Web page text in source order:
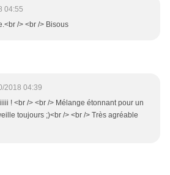
04:55
/> <br /> Bisous
2018 04:39
! <br /> <br /> Mélange étonnant pour un
toujours ;)<br /> <br /> Très agréable